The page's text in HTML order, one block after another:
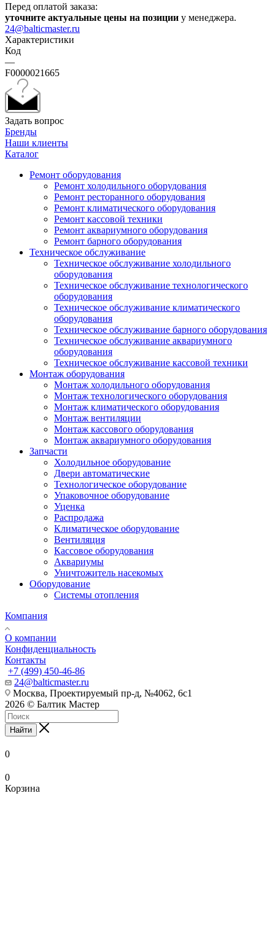
Перед оплатой заказа:
уточните актуальные цены на позиции у менеджера.
24@balticmaster.ru
Характеристики
Код
—
F0000021665
Задать вопрос
Бренды
Наши клиенты
Каталог
Ремонт оборудования
Ремонт холодильного оборудования
Ремонт ресторанного оборудования
Ремонт климатического оборудования
Ремонт кассовой техники
Ремонт аквариумного оборудования
Ремонт барного оборудования
Техническое обслуживание
Техническое обслуживание холодильного
оборудования
Техническое обслуживание технологического
оборудования
Техническое обслуживание климатического
оборудования
Техническое обслуживание барного оборудования
Техническое обслуживание аквариумного
оборудования
Техническое обслуживание кассовой техники
Монтаж оборудования
Монтаж холодильного оборудования
Монтаж технологического оборудования
Монтаж климатического оборудования
Монтаж вентиляции
Монтаж кассового оборудования
Монтаж аквариумного оборудования
Запчасти
Холодильное оборудование
Двери автоматические
Технологическое оборудование
Упаковочное оборудование
Уценка
Распродажа
Климатическое оборудование
Вентиляция
Кассовое оборудования
Аквариумы
Уничтожитель насекомых
Оборудование
Системы отопления
Компания
О компании
Конфиденциальность
Контакты
+7 (499) 450-46-86
24@balticmaster.ru
Москва, Проектируемый пр-д, №4062, 6с1
2026 © Балтик Мастер
Найти
0
0
Корзина